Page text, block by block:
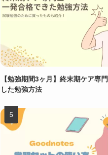
【勉強期間3ヶ月】終末期ケア専
した勉強方法